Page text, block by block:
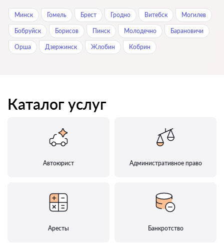
Минск Гомель Брест Гродно Витебск Могилев
Бобруйск Борисов Пинск Молодечно Барановичи
Орша Дзержинск Жлобин Кобрин
Каталог услуг
Автоюрист Административное право
Аресты Банкротство